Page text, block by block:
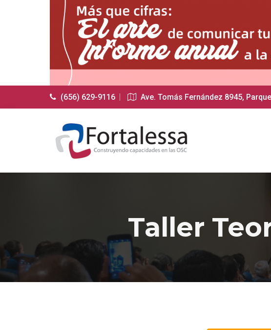
(656) 629-9116 Ave. Tomás Fernández 8945,
Taller